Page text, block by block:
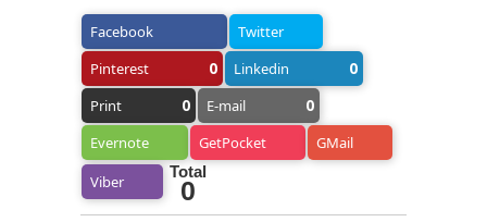
Facebook
Twitter
Pinterest
0 Linkedin 0
Print 0 E-mail 0
Evernote GetPocket GMail
Viber
Total
0